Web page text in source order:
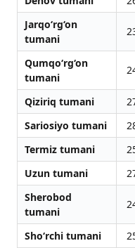
Jarqo‘rg‘on
tumani
Qumqo‘rg‘on
tumani
Qiziriq tumani
Sariosiyo tumani
Termiz tumani
Uzun tumani
Sherobod
tumani
Sho‘rchi tumani